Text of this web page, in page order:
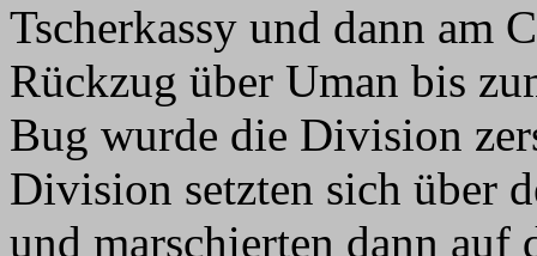
Tscherkassy und dann am
Rückzug über Uman bis
Bug wurde die Division
Division setzten sich über
und marschierten dann auf